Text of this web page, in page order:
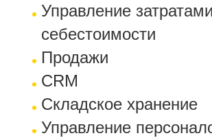
Управление
себестоимости
Продажи
CRM
Складское хранение
Управление